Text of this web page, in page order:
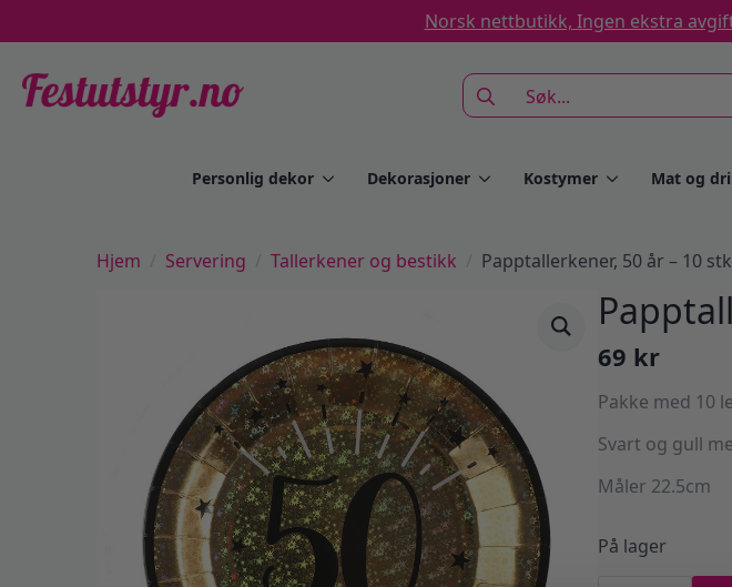
Norsk nettbutikk, Ingen ekstra
Search
for:
Personlig dekor Dekorasjoner Kostymer Mat og
Hjem Servering Tallerkener og bestikk Papptallerkener, 50 år – 10 stk
69 kr
Pakke med 10
Svart og gull
Måler 22.5cm
På lager
Papptallerkener,